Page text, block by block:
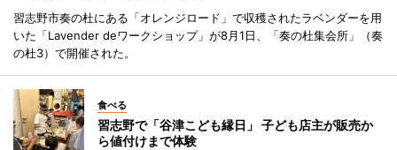
習志野市奏の杜にある「オレンジロード」で収穫されたラベンダーを用
いた「Lavender deワークショップ」が8月1日、「奏の杜集会所」（奏
の杜3）で開催された。
食べる
習志野で「谷津こども縁日」 子ども店主が販売か
ら値付けまで体験